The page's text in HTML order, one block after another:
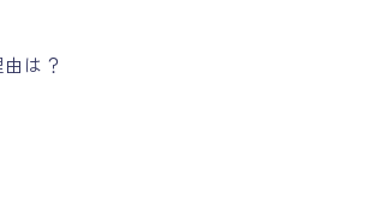
は？